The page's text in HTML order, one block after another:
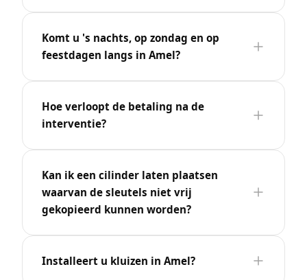
Komt u 's nachts, op zondag en op
feestdagen langs in Amel?
Hoe verloopt de betaling na de
interventie?
Kan ik een cilinder laten plaatsen
waarvan de sleutels niet vrij
gekopieerd kunnen worden?
Installeert u kluizen in Amel?